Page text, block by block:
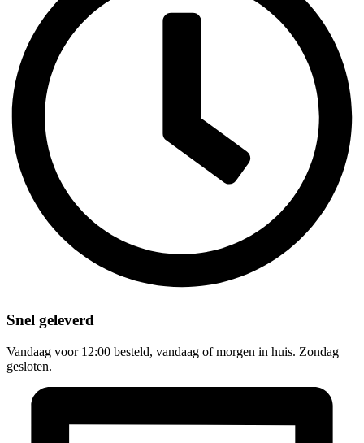
Snel geleverd
Vandaag voor 12:00 besteld, vandaag of morgen in huis. Zondag
gesloten.